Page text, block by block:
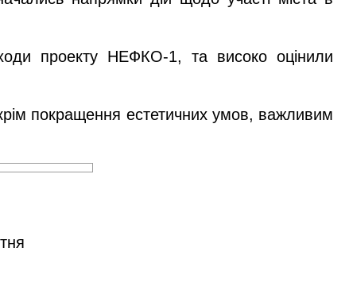
проекту НЕФКО-1, та високо оцінили
покращення естетичних умов, важливим